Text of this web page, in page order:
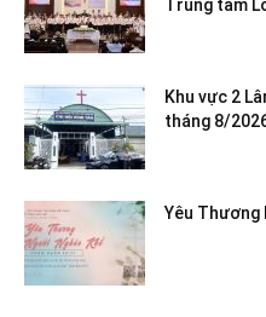
Trung tâm
Khu vực 2
tháng 8/
Yêu Thương